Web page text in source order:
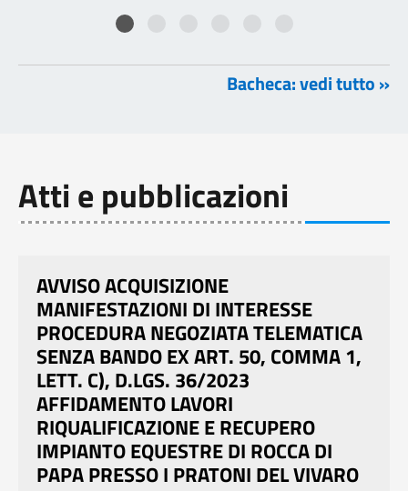
Bacheca: vedi tutto »
Atti e pubblicazioni
AVVISO ACQUISIZIONE
MANIFESTAZIONI DI INTERESSE
PROCEDURA NEGOZIATA TELEMATICA
SENZA BANDO EX ART. 50, COMMA 1,
LETT. C), D.LGS. 36/2023
AFFIDAMENTO LAVORI
RIQUALIFICAZIONE E RECUPERO
IMPIANTO EQUESTRE DI ROCCA DI
PAPA PRESSO I PRATONI DEL VIVARO